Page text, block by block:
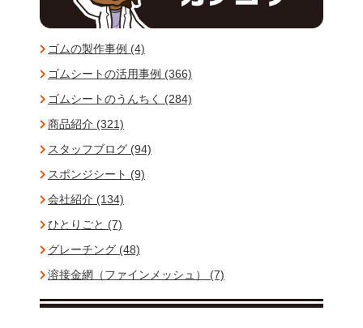
ゴムの製作事例 (4)
ゴムシートの活用事例 (366)
ゴムシートのうんちく (284)
商品紹介 (321)
スタッフブログ (94)
スポンジシート (9)
会社紹介 (134)
ひとりごと (7)
グレーチング (48)
溶接金網（ファインメッシュ） (7)